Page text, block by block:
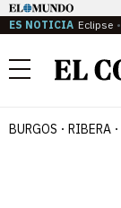
ES NOTICIA Eclipse
Menú
BURGOS RIBERA